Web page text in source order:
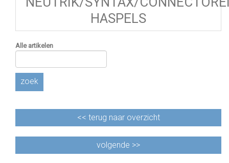
HASPELS
Alle artikelen
zoek
<< terug naar overzicht
volgende >>